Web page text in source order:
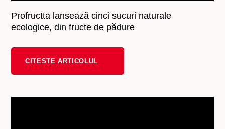
Profructta lansează cinci sucuri naturale
ecologice, din fructe de pădure
CITESTE ARTICOLUL